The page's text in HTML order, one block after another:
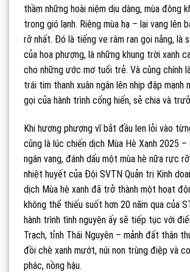
thầm những hoài niệm dịu dàng, mùa đông
trong gió lạnh. Riêng mùa hạ – lại vang lên
rỡ nhất. Đó là tiếng ve râm ran gọi nắng, là
của hoa phượng, là những khung trời xanh
cho những ước mơ tuổi trẻ. Và cũng chính
trái tim thanh xuân ngân lên nhịp đập mạnh
gọi của hành trình cống hiến, sẻ chia và
Khi hương phượng vĩ bắt đầu len lỏi vào
cũng là lúc chiến dịch Mùa Hè Xanh 2025
ngân vang, đánh dấu một mùa hè nữa rực
nhiệt huyết của Đội SVTN Quản trị Kinh
dịch Mùa hè xanh đã trở thành một hoạt
không thể thiếu suốt hơn 20 năm qua của
hành trình tình nguyện ấy sẽ tiếp tục với
Trạch, tỉnh Thái Nguyên – mảnh đất thân
đồi chè xanh mướt, núi non trùng điệp và
phác, nồng hậu.